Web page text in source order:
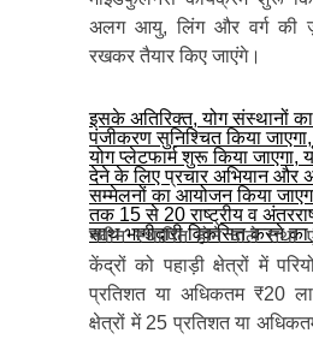
अलग आयु, लिंग और वर्ग की
रखकर तैयार किए जाएंगे।
इसके अतिरिक्त, योग संस्थानों
पंजीकरण सुनिश्चित किया
योग प्लेटफार्म शुरू किया जाएगा,
देने के लिए प्रचार अभियान और
सम्मेलनों का आयोजन किया
तक 15 से 20 राष्ट्रीय व
साथ भागीदारी विकसित करने का
नवीन स्थापित होने वाले
केंद्रों को पहाड़ी क्षेत्रों में
प्रतिशत या अधिकतम ₹20
क्षेत्रों में 25 प्रतिशत या